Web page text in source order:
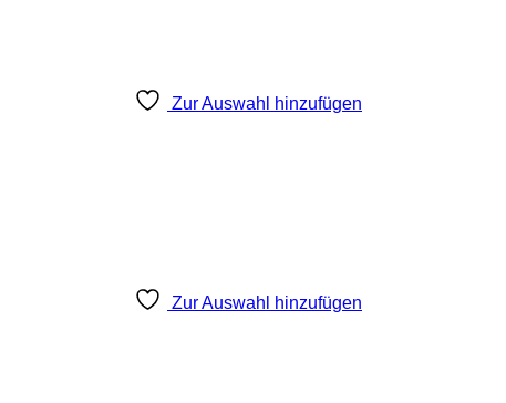
Zur Auswahl hinzufügen
Zur Auswahl hinzufügen